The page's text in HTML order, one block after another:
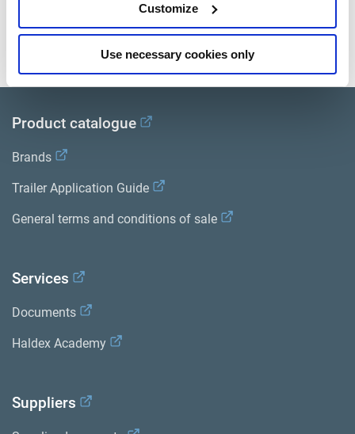
Customize
Use necessary cookies only
Consultez toutes les publications connexes dans notre
Product catalogue
Brands
Trailer Application Guide
General terms and conditions of sale
Services
Documents
Haldex Academy
Suppliers